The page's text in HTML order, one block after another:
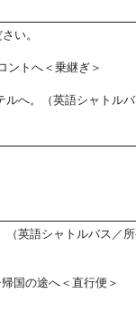
い。
ントへ＜乗継ぎ＞
ルへ。（英語シャトル
（英語シャトルバス／
国の途へ＜直行便＞